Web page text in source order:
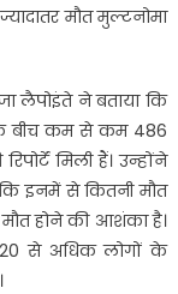
मौत मुल्टनोमा
लैपोइंते ने बताया कि
के बीच कम से कम 486
मिली हैं। उन्होंने
इनमें से कितनी मौत
होने की आशंका है।
20 से अधिक लोगों के